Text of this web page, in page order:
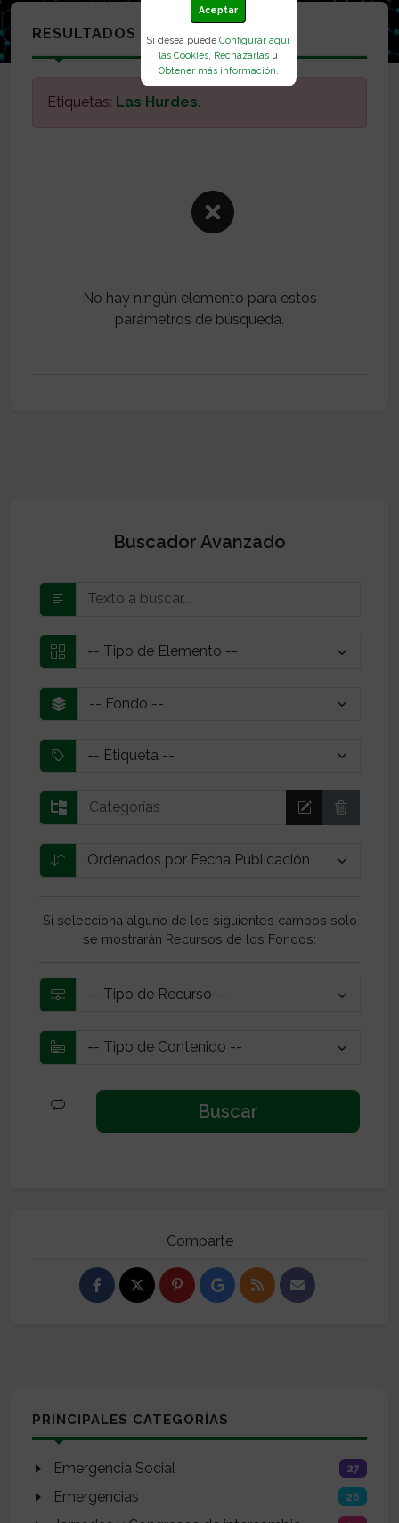
Aceptar
Si desea puedeConfigurar aquí
las Cookies Rechazarlas u
Obtener más información
RESULTADOS
Etiquetas: Las Hurdes.
No hay ningún elemento para estos
parámetros de búsqueda.
Buscador Avanzado
Si selecciona alguno de los siguientes campos solo
se mostrarán Recursos de los Fondos:
Comparte
PRINCIPALES CATEGORÍAS
Emergencia Social 27
Emergencias 26